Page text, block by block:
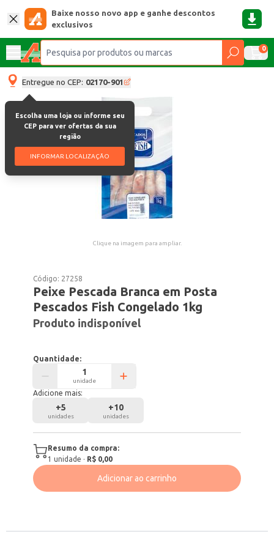
Baixe nosso novo app e ganhe descontos
exclusivos
0
Entregue no CEP: 02170-901
Escolha uma loja ou informe seu
CEP para ver ofertas da sua
região
INFORMAR LOCALIZAÇÃO
Clique na imagem para ampliar.
Código: 27258
Peixe Pescada Branca em Posta
Pescados Fish Congelado 1kg
Produto indisponível
Quantidade:
unidade
Adicione mais:
+5
unidades
+10
unidades
Resumo da compra:
1 unidade · R$ 0,00
Adicionar ao carrinho